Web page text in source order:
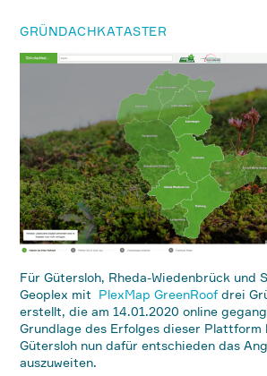
GRÜNDACHKATASTER
Für Gütersloh, Rheda-Wiedenbrück und
Geoplex mit PlexMap GreenRoof drei
erstellt, die am 14.01.2020 online
Grundlage des Erfolges dieser
Gütersloh nun dafür entschieden das
auszuweiten.